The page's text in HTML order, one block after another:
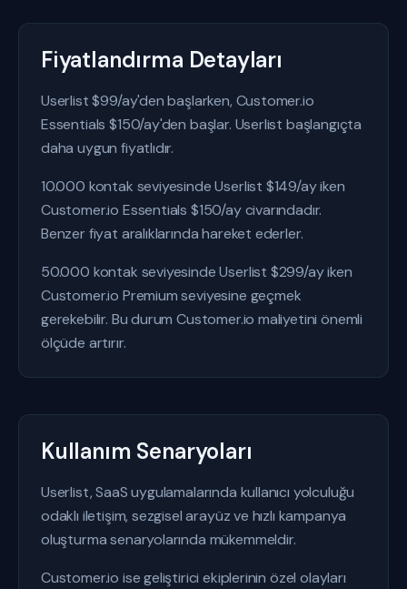
Fiyatlandırma Detayları
Userlist $99/ay'den başlarken, Customer.io
Essentials $150/ay'den başlar. Userlist başlangıçta
daha uygun fiyatlıdır.
10.000 kontak seviyesinde Userlist $149/ay iken
Customer.io Essentials $150/ay civarındadır.
Benzer fiyat aralıklarında hareket ederler.
50.000 kontak seviyesinde Userlist $299/ay iken
Customer.io Premium seviyesine geçmek
gerekebilir. Bu durum Customer.io maliyetini önemli
ölçüde artırır.
Kullanım Senaryoları
Userlist, SaaS uygulamalarında kullanıcı yolculuğu
odaklı iletişim, sezgisel arayüz ve hızlı kampanya
oluşturma senaryolarında mükemmeldir.
Customer.io ise geliştirici ekiplerinin özel olayları